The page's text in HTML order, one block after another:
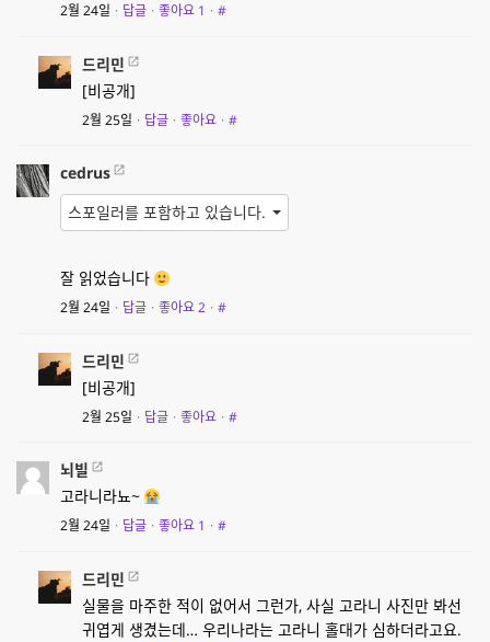
2월 24일 · 답글 · 좋아요 1 · #
드리민
[비공개]
2월 25일 · 답글 · 좋아요 · #
cedrus
스포일러를 포함하고 있습니다.
잘 읽었습니다
2월 24일 · 답글 · 좋아요2 · #
드리민
[비공개]
2월 25일 · 답글 · 좋아요 · #
뇌빌
고라니라뇨~
2월 24일 · 답글 · 좋아요 1 · #
드리민
실물을 마주한 적이 없어서 그런가, 사실 고라니 사진만 봐선
귀엽게 생겼는데… 우리나라는 고라니 홀대가 심하더라고요.